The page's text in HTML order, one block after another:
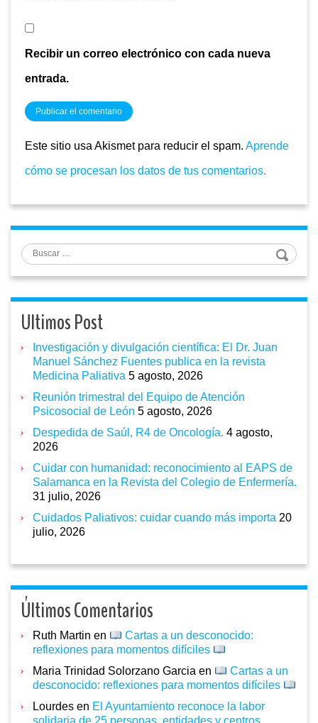
Recibir un correo electrónico con cada nueva
entrada.
Este sitio usa Akismet para reducir el spam. Aprende
cómo se procesan los datos de tus comentarios.
Buscar
Ultimos Post
Investigación y divulgación científica: El Dr. Juan
Manuel Sánchez Fuentes publica en la revista
Medicina Paliativa 5 agosto, 2026
Reunión trimestral del Equipo de Atención
Psicosocial de León 5 agosto, 2026
Despedida de Saúl, R4 de Oncología. 4 agosto,
2026
Cuidar con humanidad: reconocimiento al EAPS de
Salamanca en la Revista del Colegio de Enfermería.
31 julio, 2026
Cuidados Paliativos: cuidar cuando más importa 20
julio, 2026
Últimos Comentarios
Ruth Martin en
Cartas a un desconocido:
reflexiones para momentos difíciles
Maria Trinidad Solorzano Garcia en
Cartas a un
desconocido: reflexiones para momentos difíciles
Lourdes en El Ayuntamiento reconoce la labor
solidaria de 25 personas, entidades y centros